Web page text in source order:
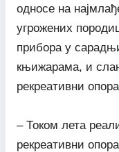
односе на
угрожених
прибора у
књижарама, и
рекреативни
– Током лета
рекреативни